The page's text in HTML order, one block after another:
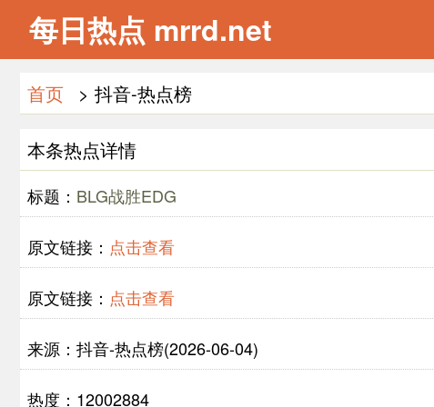
每日热点 mrrd.net
首页 > 抖音-热点榜
本条热点详情
标题： BLG战胜EDG
原文链接： 点击查看
原文链接： 点击查看
来源：抖音-热点榜(2026-06-04)
热度：12002884